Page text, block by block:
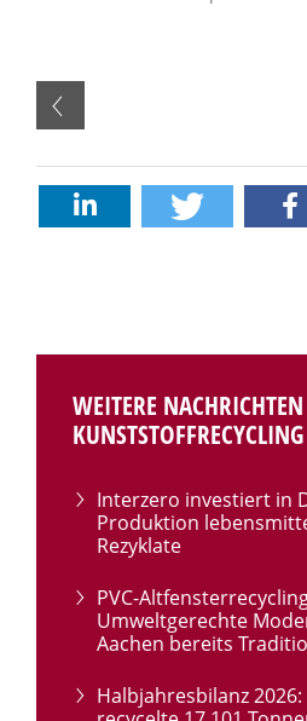
WEITERE
KUNSTSTOFFRECYCLING
Interzero investiert in
Produktion
Rezyklate
PVC-
Umweltgerechte
Aachen bereits
Halbjahresbilanz 2026: